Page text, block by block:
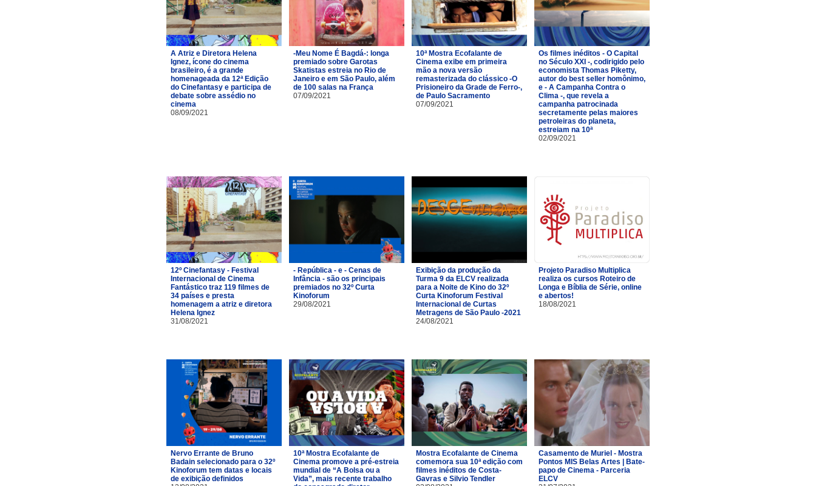
A Atriz e Diretora Helena
Ignez, ícone do cinema
brasileiro, é a grande
homenageada da 12ª Edição
do Cinefantasy e participa de
debate sobre assédio no
cinema
08/09/2021
-Meu Nome É Bagdá-: longa
premiado sobre Garotas
Skatistas estreia no Rio de
Janeiro e em São Paulo, além
de 100 salas na França
07/09/2021
10ª Mostra Ecofalante de
Cinema exibe em primeira
mão a nova versão
remasterizada do clássico -O
Prisioneiro da Grade de Ferro-,
de Paulo Sacramento
07/09/2021
Os filmes inéditos - O Capital
no Século XXI -, codirigido pelo
economista Thomas Piketty,
autor do best seller homônimo,
e - A Campanha Contra o
Clima -, que revela a
campanha patrocinada
secretamente pelas maiores
petroleiras do planeta,
estreiam na 10ª
02/09/2021
12º Cinefantasy - Festival
Internacional de Cinema
Fantástico traz 119 filmes de
34 países e presta
homenagem a atriz e diretora
Helena Ignez
31/08/2021
- República - e - Cenas de
Infância - são os principais
premiados no 32º Curta
Kinoforum
29/08/2021
Exibição da produção da
Turma 9 da ELCV realizada
para a Noite de Kino do 32º
Curta Kinoforum Festival
Internacional de Curtas
Metragens de São Paulo -2021
24/08/2021
Projeto Paradiso Multiplica
realiza os cursos Roteiro de
Longa e Bíblia de Série, online
e abertos!
18/08/2021
Nervo Errante de Bruno
Badain selecionado para o 32º
Kinoforum tem datas e locais
de exibição definidos
10ª Mostra Ecofalante de
Cinema promove a pré-estreia
mundial de “A Bolsa ou a
Vida”, mais recente trabalho
Mostra Ecofalante de Cinema
comemora sua 10ª edição com
filmes inéditos de Costa-
Gavras e Silvio Tendler
Casamento de Muriel - Mostra
Pontos MIS Belas Artes | Bate-
papo de Cinema - Parceria
ELCV